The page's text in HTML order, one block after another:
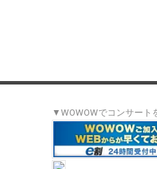
▼WOWOWでコンサート